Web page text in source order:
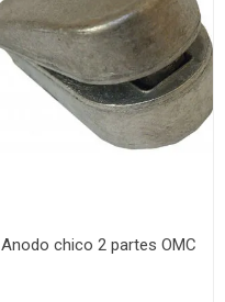
Anodo chico 2 partes OMC